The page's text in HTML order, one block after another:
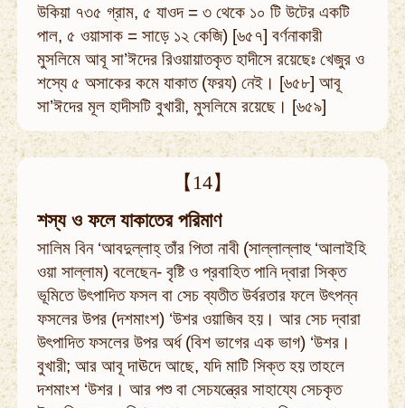
উকিয়া ৭৩৫ গ্রাম, ৫ যাওদ = ৩ থেকে ১০ টি উটের একটি
পাল, ৫ ওয়াসাক = সাড়ে ১২ কেজি) [৬৫৭] বর্ণনাকারী
মুসলিমে আবূ সা’ঈদের রিওয়ায়াতকৃত হাদীসে রয়েছেঃ খেজুর ও
শস্যে ৫ অসাকের কমে যাকাত (ফরয) নেই। [৬৫৮] আবূ
সা’ঈদের মূল হাদীসটি বুখারী, মুসলিমে রয়েছে। [৬৫৯]
【14】
শস্য ও ফলে যাকাতের পরিমাণ
সালিম বিন ‘আবদুল্লাহ্ তাঁর পিতা নাবী (সাল্লাল্লাহু ‘আলাইহি
ওয়া সাল্লাম) বলেছেন- বৃষ্টি ও প্রবাহিত পানি দ্বারা সিক্ত
ভূমিতে উৎপাদিত ফসল বা সেচ ব্যতীত উর্বরতার ফলে উৎপন্ন
ফসলের উপর (দশমাংশ) ‘উশর ওয়াজিব হয়। আর সেচ দ্বারা
উৎপাদিত ফসলের উপর অর্ধ (বিশ ভাগের এক ভাগ) ‘উশর।
বুখারী; আর আবূ দাঊদে আছে, যদি মাটি সিক্ত হয় তাহলে
দশমাংশ ‘উশর। আর পশু বা সেচযন্ত্রের সাহায্যে সেচকৃত